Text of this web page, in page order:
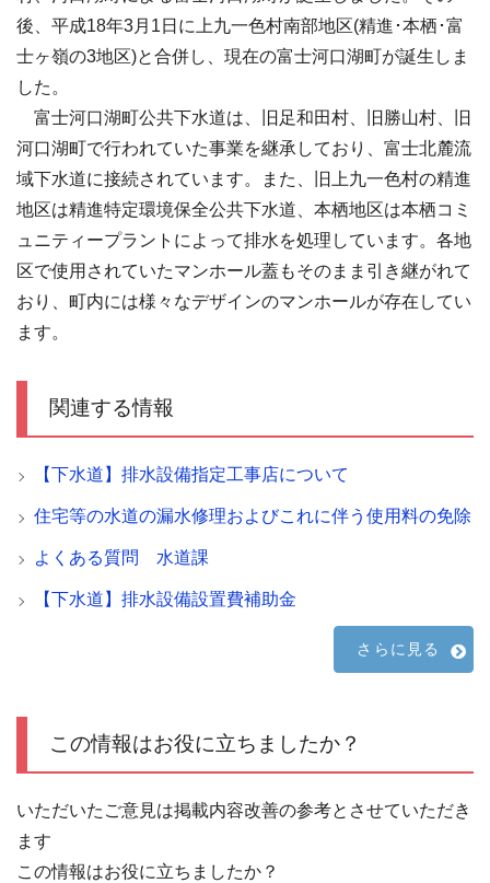
後、平成18年3月1日に上九一色村南部地区(精進･本栖･富
士ヶ嶺の3地区)と合併し、現在の富士河口湖町が誕生しま
した。
富士河口湖町公共下水道は、旧足和田村、旧勝山村、旧
河口湖町で行われていた事業を継承しており、富士北麓流
域下水道に接続されています。また、旧上九一色村の精進
地区は精進特定環境保全公共下水道、本栖地区は本栖コミ
ュニティープラントによって排水を処理しています。各地
区で使用されていたマンホール蓋もそのまま引き継がれて
おり、町内には様々なデザインのマンホールが存在してい
ます。
関連する情報
【下水道】排水設備指定工事店について
住宅等の水道の漏水修理およびこれに伴う使用料の免除
よくある質問 水道課
【下水道】排水設備設置費補助金
さらに見る
この情報はお役に立ちましたか？
いただいたご意見は掲載内容改善の参考とさせていただき
ます
この情報はお役に立ちましたか？